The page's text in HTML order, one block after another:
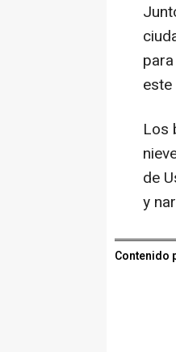
este
Los
de
y
Contenido